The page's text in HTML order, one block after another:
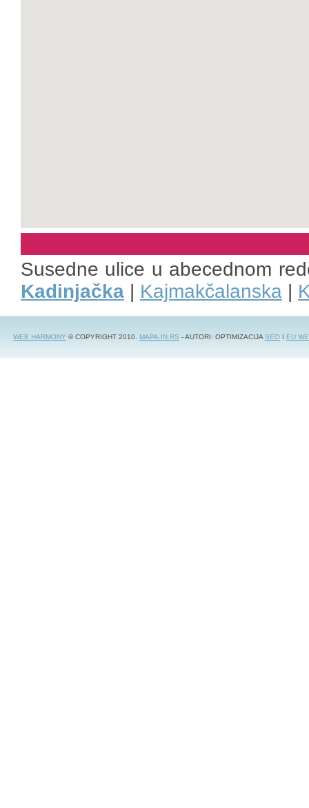
Susedne ulice u abecednom
Kadinjačka | Kajmakčalanska |
WEB HARMONY © COPYRIGHT 2010. MAPA.IN.RS - AUTORI: OPTIMIZACIJASEO I EU